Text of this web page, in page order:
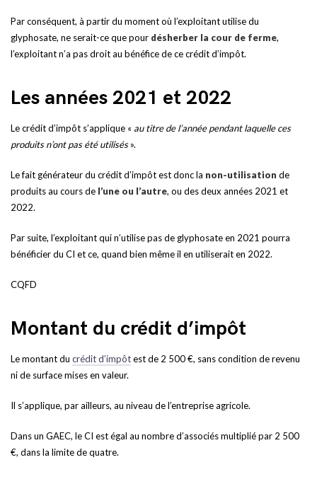
Par conséquent, à partir du moment où l’exploitant utilise du
glyphosate, ne serait-ce que pour désherber la cour de ferme,
l’exploitant n’a pas droit au bénéfice de ce crédit d’impôt.
Les années 2021 et 2022
Le crédit d’impôt s’applique « au titre de l’année pendant laquelle ces
produits n’ont pas été utilisés».
Le fait générateur du crédit d’impôt est donc la non-utilisation de
produits au cours de l’une ou l’autre, ou des deux années 2021 et
2022.
Par suite, l’exploitant qui n’utilise pas de glyphosate en 2021 pourra
bénéficier du CI et ce, quand bien même il en utiliserait en 2022.
CQFD
Montant du crédit d’impôt
Le montant du crédit d’impôtest de 2 500 €, sans condition de revenu
ni de surface mises en valeur.
Il s’applique, par ailleurs, au niveau de l’entreprise agricole.
Dans un GAEC, le CI est égal au nombre d’associés multiplié par 2 500
€, dans la limite de quatre.